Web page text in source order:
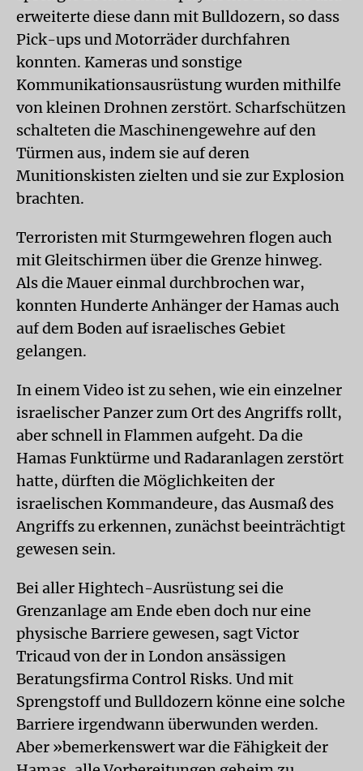
erweiterte diese dann mit Bulldozern, so dass
Pick-ups und Motorräder durchfahren
konnten. Kameras und sonstige
Kommunikationsausrüstung wurden mithilfe
von kleinen Drohnen zerstört. Scharfschützen
schalteten die Maschinengewehre auf den
Türmen aus, indem sie auf deren
Munitionskisten zielten und sie zur Explosion
brachten.
Terroristen mit Sturmgewehren flogen auch
mit Gleitschirmen über die Grenze hinweg.
Als die Mauer einmal durchbrochen war,
konnten Hunderte Anhänger der Hamas auch
auf dem Boden auf israelisches Gebiet
gelangen.
In einem Video ist zu sehen, wie ein einzelner
israelischer Panzer zum Ort des Angriffs rollt,
aber schnell in Flammen aufgeht. Da die
Hamas Funktürme und Radaranlagen zerstört
hatte, dürften die Möglichkeiten der
israelischen Kommandeure, das Ausmaß des
Angriffs zu erkennen, zunächst beeinträchtigt
gewesen sein.
Bei aller Hightech-Ausrüstung sei die
Grenzanlage am Ende eben doch nur eine
physische Barriere gewesen, sagt Victor
Tricaud von der in London ansässigen
Beratungsfirma Control Risks. Und mit
Sprengstoff und Bulldozern könne eine solche
Barriere irgendwann überwunden werden.
Aber »bemerkenswert war die Fähigkeit der